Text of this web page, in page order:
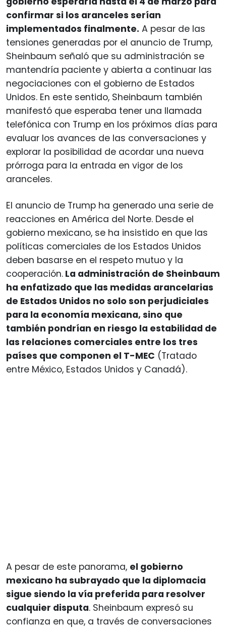
confirmar si los aranceles serían
implementados finalmente. A pesar de las
tensiones generadas por el anuncio de Trump,
Sheinbaum señaló que su administración se
mantendría paciente y abierta a continuar las
negociaciones con el gobierno de Estados
Unidos. En este sentido, Sheinbaum también
manifestó que esperaba tener una llamada
telefónica con Trump en los próximos días para
evaluar los avances de las conversaciones y
explorar la posibilidad de acordar una nueva
prórroga para la entrada en vigor de los
aranceles.
El anuncio de Trump ha generado una serie de
reacciones en América del Norte. Desde el
gobierno mexicano, se ha insistido en que las
políticas comerciales de los Estados Unidos
deben basarse en el respeto mutuo y la
cooperación. La administración de Sheinbaum
ha enfatizado que las medidas arancelarias
de Estados Unidos no solo son perjudiciales
para la economía mexicana, sino que
también pondrían en riesgo la estabilidad de
las relaciones comerciales entre los tres
países que componen el T-MEC (Tratado
entre México, Estados Unidos y Canadá).
A pesar de este panorama, el gobierno
mexicano ha subrayado que la diplomacia
sigue siendo la vía preferida para resolver
cualquier disputa. Sheinbaum expresó su
confianza en que, a través de conversaciones